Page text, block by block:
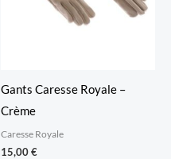
Gants Caresse Royale –
Crème
Caresse Royale
15,00€